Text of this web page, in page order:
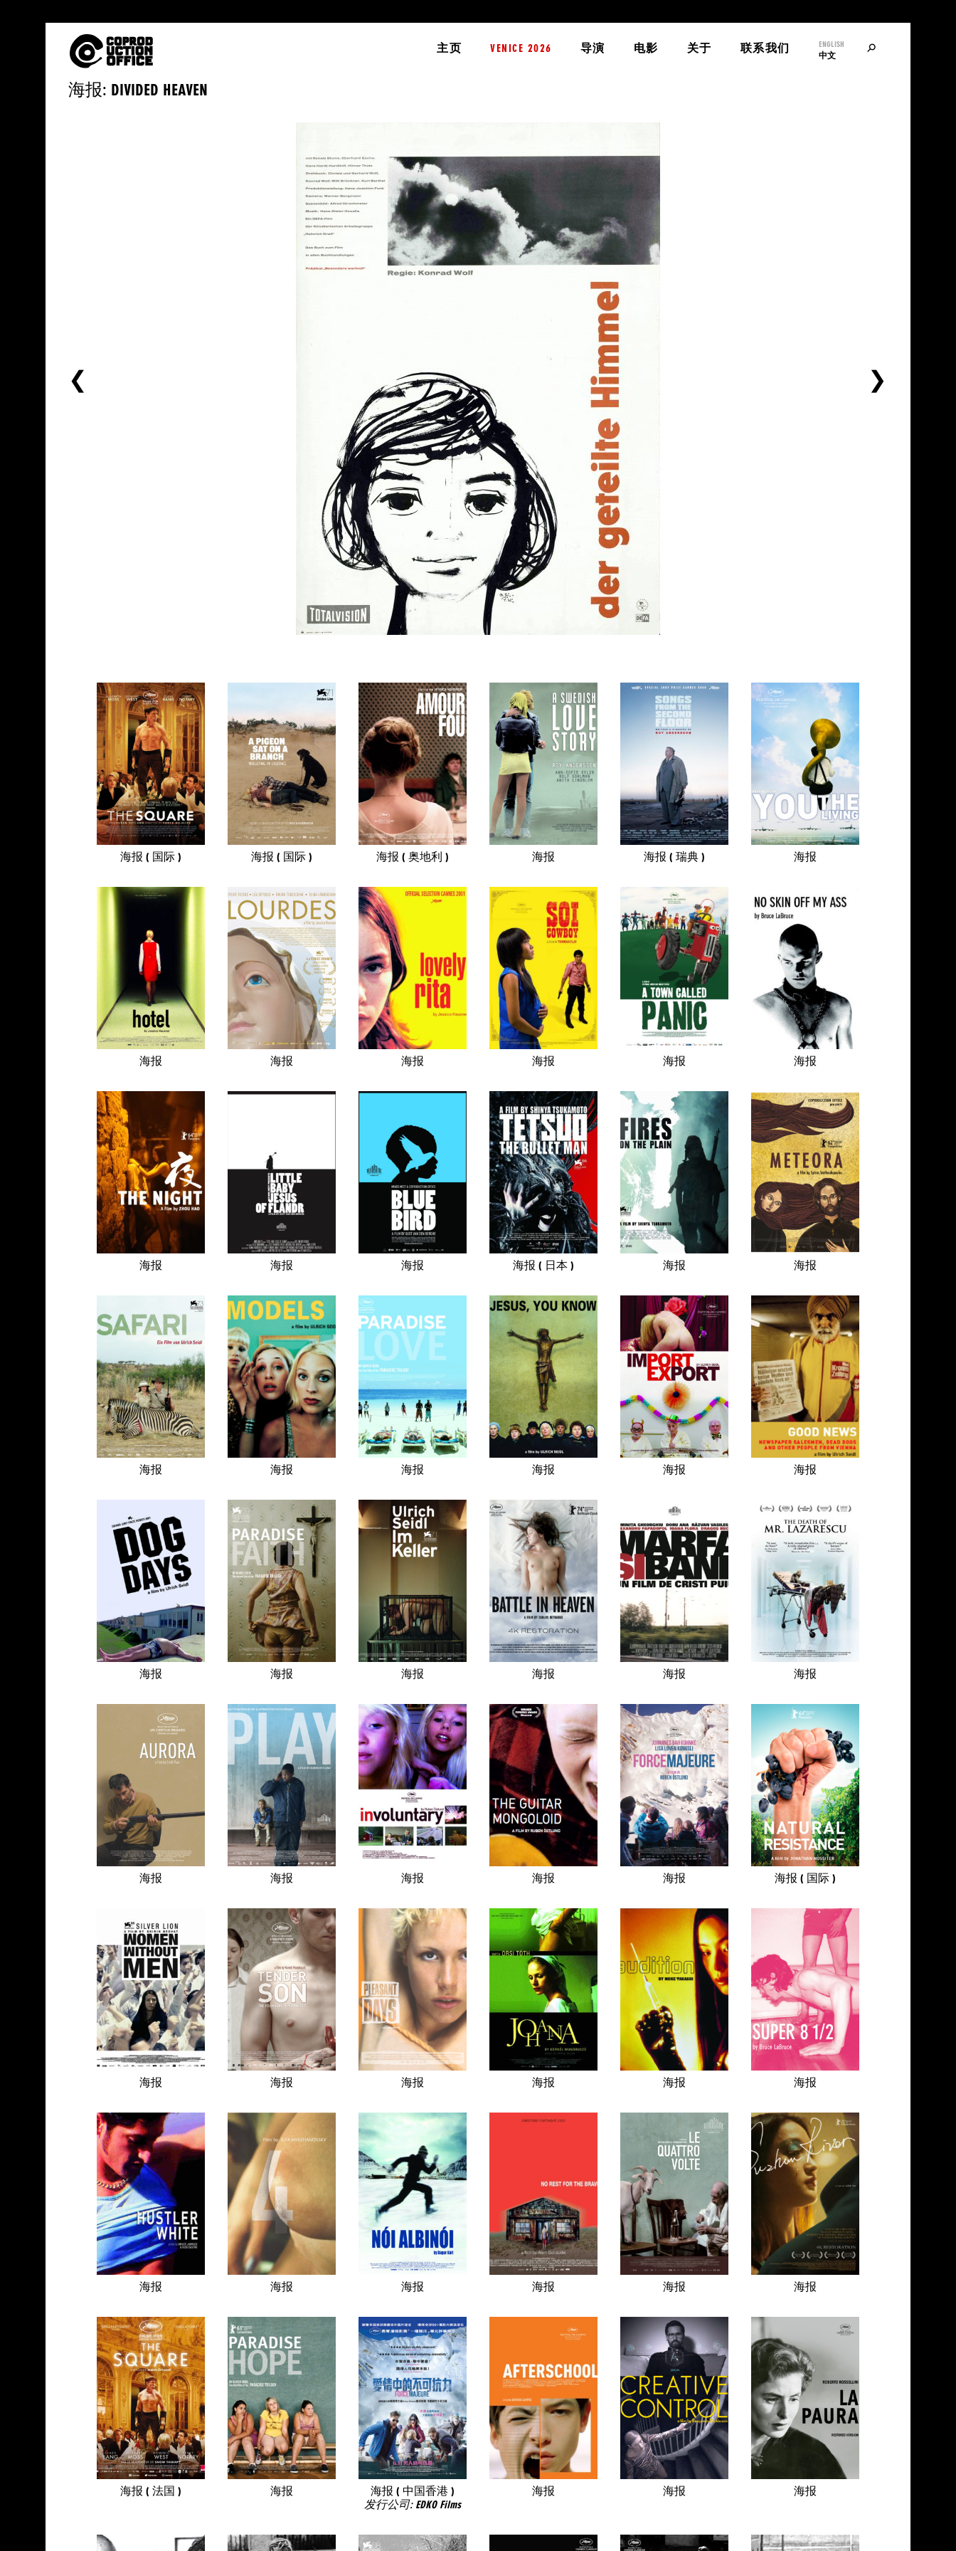
中
主页 VENICE 2026 导演 电影 关于 联系我们
ENGLISH
中文
海报: DIVIDED HEAVEN
海报 ( 国际 ) 海报 ( 国际 ) 海报 ( 奥地利 ) 海报 海报 ( 瑞典 ) 海报
海报 海报 海报 海报 海报 海报
海报 海报 海报 海报 ( 日本 ) 海报 海报
海报 海报 海报 海报 海报 海报
海报 海报 海报 海报 海报 海报
海报 海报 海报 海报 海报 海报 ( 国际 )
海报 海报 海报 海报 海报 海报
海报 海报 海报 海报 海报 海报
海报 ( 法国 ) 海报
海报 ( 中国香港 )
发行公司: EDKO Films
海报 海报 海报